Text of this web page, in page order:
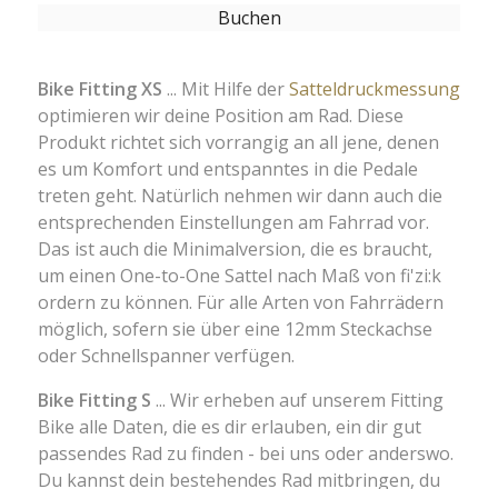
Buchen
Bike Fitting XS ... Mit Hilfe derSatteldruckmessung
optimieren wir deine Position am Rad. Diese
Produkt richtet sich vorrangig an all jene, denen
es um Komfort und entspanntes in die Pedale
treten geht. Natürlich nehmen wir dann auch die
entsprechenden Einstellungen am Fahrrad vor.
Das ist auch die Minimalversion, die es braucht,
um einen One-to-One Sattel nach Maß von fi'zi:k
ordern zu können. Für alle Arten von Fahrrädern
möglich, sofern sie über eine 12mm Steckachse
oder Schnellspanner verfügen.
Bike Fitting S ... Wir erheben auf unserem Fitting
Bike alle Daten, die es dir erlauben, ein dir gut
passendes Rad zu finden - bei uns oder anderswo.
Du kannst dein bestehendes Rad mitbringen, du